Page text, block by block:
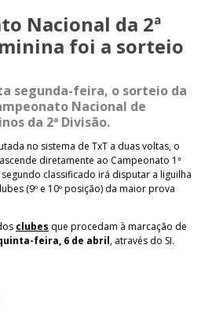
Nacional da 2ª
foi a sorteio
segunda-feira, o sorteio da
Nacional de
da 2ª Divisão.
no sistema de TxT a duas voltas, o
diretamente ao Campeonato 1ª
classificado irá disputar a liguilha
(9º e 10º posição) da maior prova
clubes que procedam à marcação de
feira, 6 de abril, através do SI.